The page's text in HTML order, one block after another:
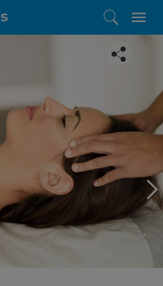
piedāvājums?
atlikuši tikai daži soļi